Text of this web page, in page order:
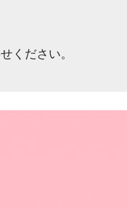
ください。